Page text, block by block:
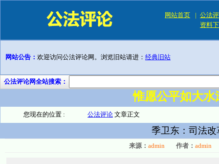
网站首页 | 公法
资料
网站公告： 欢迎访问公法评论网。浏览旧站请进： 经典旧站
公法评论网全站搜索：
惟愿公平如大
您现在的位置 : 公法评论 文章正文
季卫东：司法
来源： admin 作者： admin